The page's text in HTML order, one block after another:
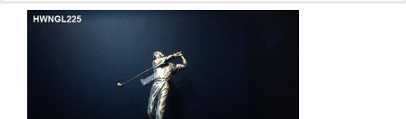
公司簡介
一天快取
結